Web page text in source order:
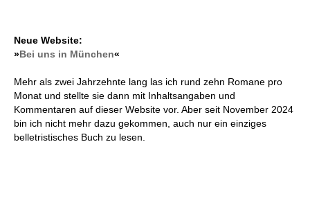
Neue Website:
»Bei uns in München«
Mehr als zwei Jahrzehnte lang las ich rund zehn Romane pro
Monat und stellte sie dann mit Inhaltsangaben und
Kommentaren auf dieser Website vor. Aber seit November 2024
bin ich nicht mehr dazu gekommen, auch nur ein einziges
belletristisches Buch zu lesen.